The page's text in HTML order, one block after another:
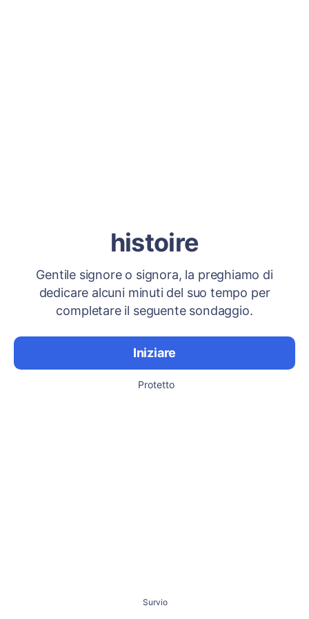
histoire
Gentile signore o signora, la preghiamo di
dedicare alcuni minuti del suo tempo per
completare il seguente sondaggio.
Iniziare
Protetto
Survio